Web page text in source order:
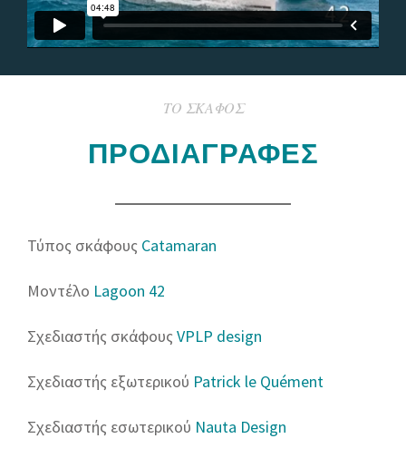
ΤΟ ΣΚΑΦΟΣ
ΠΡΟΔΙΑΓΡΑΦΕΣ
Τύπος σκάφους Catamaran
Μοντέλο Lagoon 42
Σχεδιαστής σκάφους VPLP design
Σχεδιαστής εξωτερικού Patrick le Quément
Σχεδιαστής εσωτερικού Nauta Design